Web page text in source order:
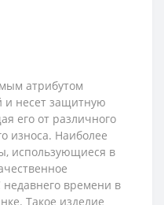
атрибутом
и несет защитную
его от различного
износа. Наиболее
использующиеся в
недавнего времени в
Такое изделие